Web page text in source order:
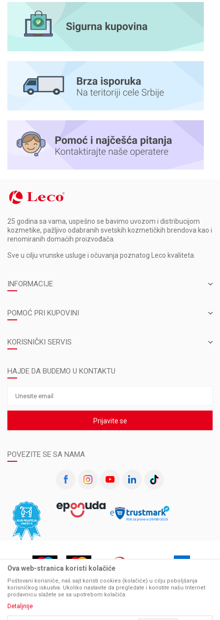
25 godina sa vama, uspešno se bavimo uvozom i distribucijom
kozmetike, pažljivo odabranih svetskih kozmetičkih brendova kao i
renomiranih domaćih proizvođača.
Sve u cilju vrunske usluge i očuvanja poznatog Leco kvaliteta.
INFORMACIJE
POMOĆ PRI KUPOVINI
KORISNIČKI SERVIS
HAJDE DA BUDEMO U KONTAKTU
Prijavite se
POVEZITE SE SA NAMA
Ova web-stranica koristi kolačiće
Poštovani korisniče, naš sajt koristi cookies (kolačiće) u cilju poboljšanja
korisničkog iskustva. Ukoliko nastavite da pregledate i koristite našu Internet
prodavnicu slažete se sa upotrebom kolačića.
Detaljnije